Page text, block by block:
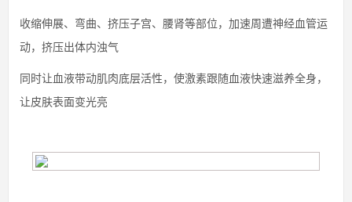
收缩伸展、弯曲、挤压子宫、腰肾等部位，加速周遭神经血管运
动，挤压出体内浊气
同时让血液带动肌肉底层活性，使激素跟随血液快速滋养全身，
让皮肤表面变光亮